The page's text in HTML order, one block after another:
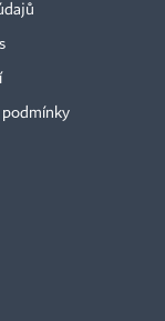
podmínky